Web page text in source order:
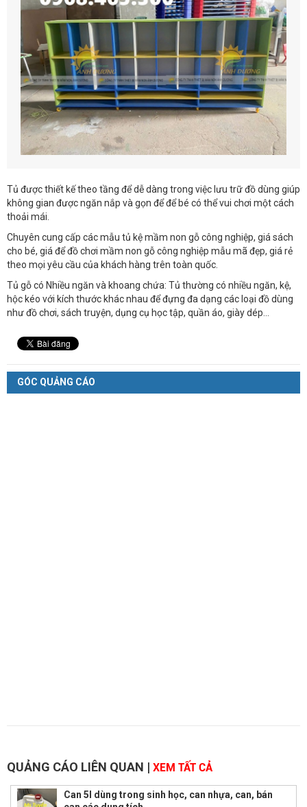
Tủ được thiết kế theo tầng để dễ dàng trong việc lưu trữ đồ dùng giúp
không gian được ngăn nắp và gọn để để bé có thể vui chơi một cách
thoải mái.
Chuyên cung cấp các mẫu tủ kệ mầm non gỗ công nghiệp, giá sách
cho bé, giá để đồ chơi mầm non gỗ công nghiệp mẫu mã đẹp, giá rẻ
theo mọi yêu cầu của khách hàng trên toàn quốc.
Tủ gỗ có Nhiều ngăn và khoang chứa: Tủ thường có nhiều ngăn, kệ,
hộc kéo với kích thước khác nhau để đựng đa dạng các loại đồ dùng
như đồ chơi, sách truyện, dụng cụ học tập, quần áo, giày dép...
GÓC QUẢNG CÁO
QUẢNG CÁO LIÊN QUAN | XEM TẤT CẢ
Can 5l dùng trong sinh học, can nhựa, can, bán